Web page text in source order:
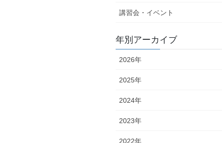
講習会・イベント
年別アーカイブ
2026年
2025年
2024年
2023年
2022年